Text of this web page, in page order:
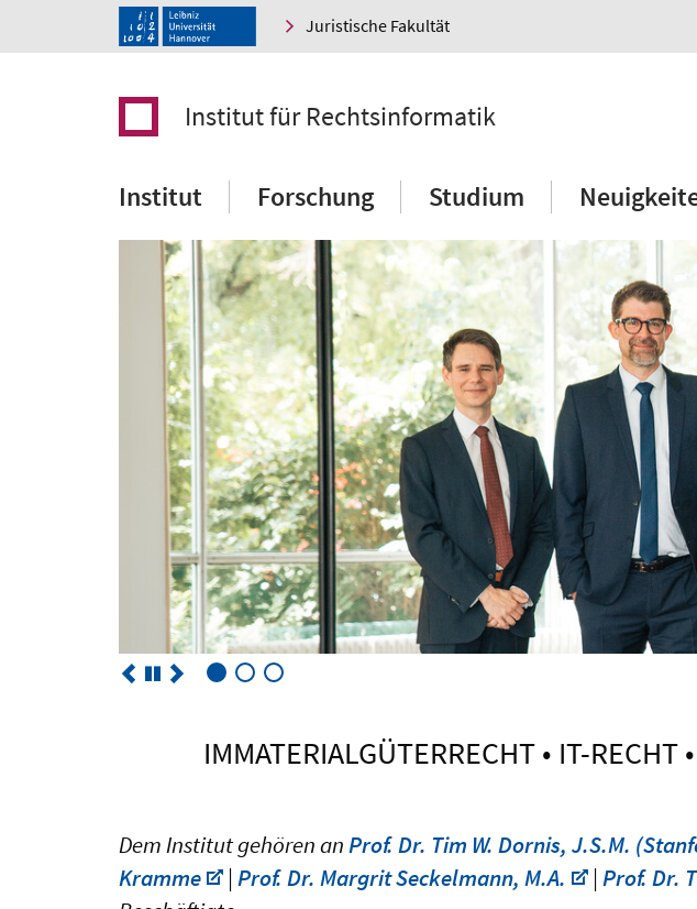
Juristische Fakultät
Institut für Rechtsinformatik
Institut Forschung Studium
IMMATERIALGÜTERRECHT • IT-RECHT
Dem Institut gehören anProf. Dr. Tim W. Dornis, J.S.M.
Kramme
|Prof. Dr. Margrit Seckelmann, M.A. |Prof. Dr.